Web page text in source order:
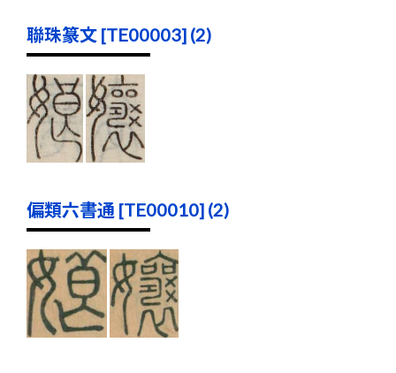
聯珠篆文 [TE00003] (2)
偏類六書通 [TE00010] (2)